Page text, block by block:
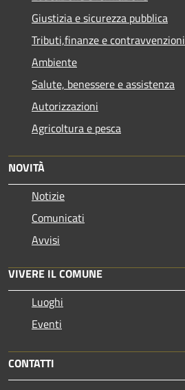
Giustizia e sicurezza pubblica
Tributi,finanze e contravvenzioni
Ambiente
Salute, benessere e assistenza
Autorizzazioni
Agricoltura e pesca
NOVITÀ
Notizie
Comunicati
Avvisi
VIVERE IL COMUNE
Luoghi
Eventi
CONTATTI